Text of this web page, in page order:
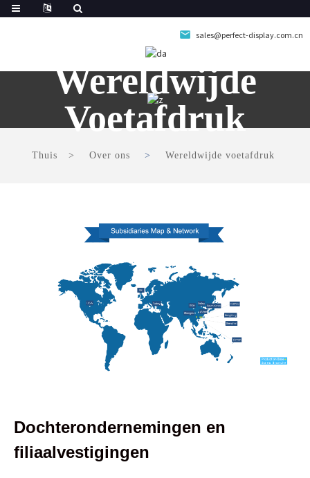
sales@perfect-display.com.cn
Wereldwijde
Voetafdruk
Thuis Over ons Wereldwijde voetafdruk
Dochterondernemingen en
filiaalvestigingen